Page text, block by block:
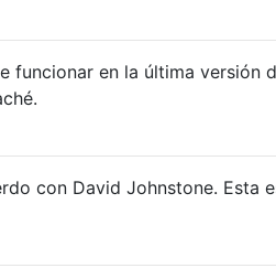
funcionar en la última versión
con David Johnstone. Esta